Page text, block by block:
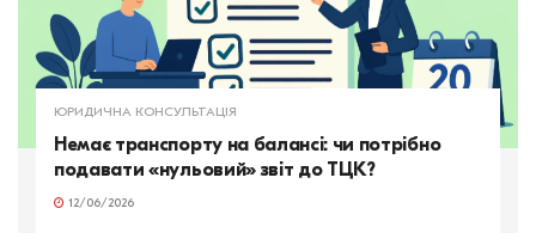
ЮРИДИЧНА КОНСУЛЬТАЦІЯ
Немає транспорту на балансі: чи потрібно
подавати «нульовий» звіт до ТЦК?
12/06/2026